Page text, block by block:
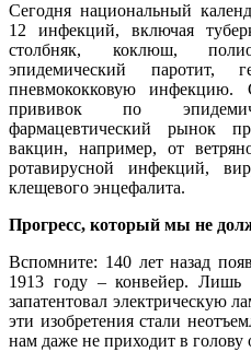
Сегодня национальный
12 инфекций, включая
столбняк, коклюш,
эпидемический паротит,
пневмококковую инфекцию.
прививок по
фармацевтический рынок
вакцин, например, от
ротавирусной инфекций,
клещевого энцефалита.
Прогресс, который мы не
Вспомните: 140 лет назад
1913 году – конвейер. Лишь
запатентовал электрическую
эти изобретения стали
нам даже не приходит в голову